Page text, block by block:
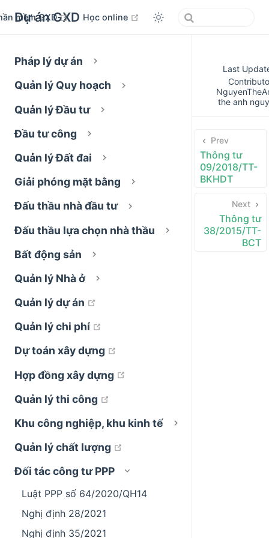
Dự án GXD
mềm GXD open in new window
Học online open in new window
Pháp lý dự án
Quản lý Quy hoạch
Quản lý Đầu tư
Đầu tư công
Quản lý Đất đai
Giải phóng mặt bằng
Đấu thầu nhà đầu tư
Đấu thầu lựa chọn nhà thầu
Bất động sản
Quản lý Nhà ở
Quản lý dự án
Quản lý chi phí
Dự toán xây dựng
Hợp đồng xây dựng
Quản lý thi công
Khu công nghiệp, khu kinh tế
Quản lý chất lượng
Đối tác công tư PPP
Luật PPP số 64/2020/QH14
Nghị định 28/2021
Nghị định 35/2021
Last
the anh
Prev
Thông tư
09/2018/TT-
BKHDT
Next
Thông tư
38/2015/TT-
BCT